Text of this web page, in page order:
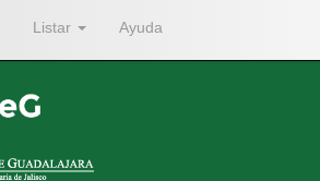
Listar Ayuda